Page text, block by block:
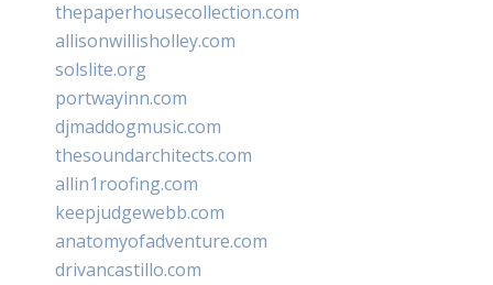
thepaperhousecollection.com
allisonwillisholley.com
solslite.org
portwayinn.com
djmaddogmusic.com
thesoundarchitects.com
allin1roofing.com
keepjudgewebb.com
anatomyofadventure.com
drivancastillo.com